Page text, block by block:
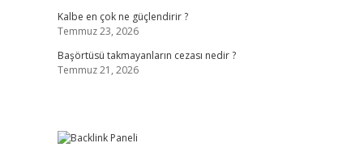
Kalbe en çok ne güçlendirir ?
Temmuz 23, 2026
Başörtüsü takmayanların cezası nedir ?
Temmuz 21, 2026